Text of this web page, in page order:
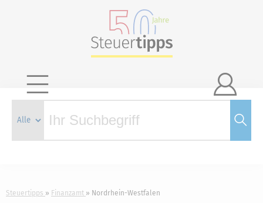

Steuertipps Finanzamt Nordrhein-Westfalen